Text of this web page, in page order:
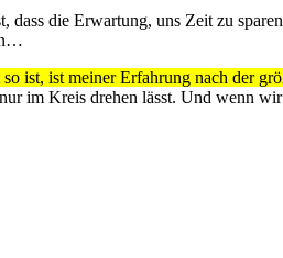
die Erwartung, uns Zeit zu
ist, ist meiner Erfahrung nach der
im Kreis drehen lässt. Und wenn